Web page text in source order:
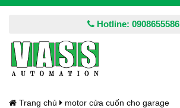
Hotline: 0908655586
Trang chủ motor cửa cuốn cho garage